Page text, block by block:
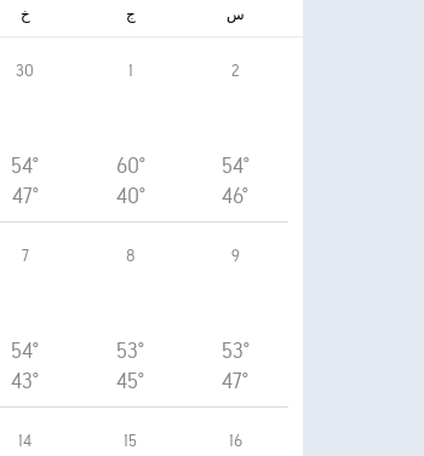
خ ج س
30
54°
47°
1
60°
40°
2
54°
46°
7
54°
43°
8
53°
45°
9
53°
47°
14 15 16